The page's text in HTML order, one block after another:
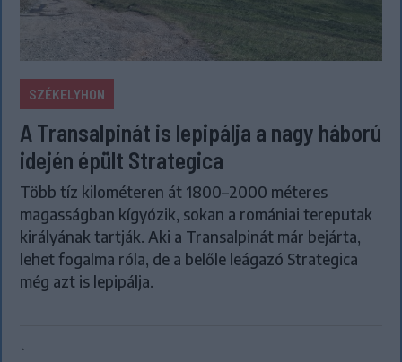
SZÉKELYHON
A Transalpinát is lepipálja a nagy háború
idején épült Strategica
Több tíz kilométeren át 1800–2000 méteres
magasságban kígyózik, sokan a romániai tereputak
királyának tartják. Aki a Transalpinát már bejárta,
lehet fogalma róla, de a belőle leágazó Strategica
még azt is lepipálja.
`